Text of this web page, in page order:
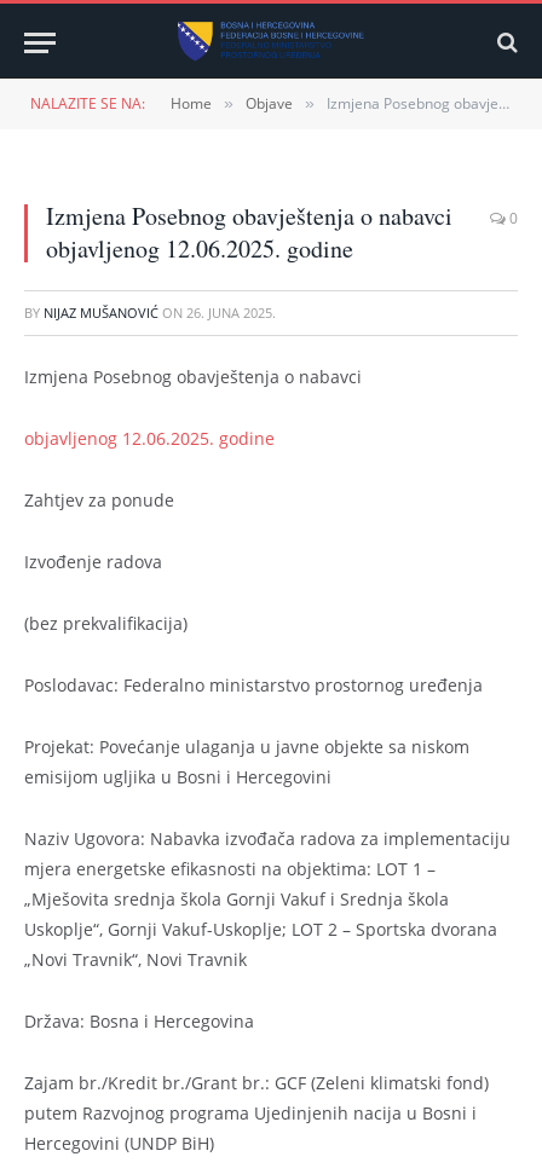
NALAZITE SE NA: Home » Objave » Izmjena Posebnog obavještenja o nabavci objavljenog 12.06.2025. godine
Izmjena Posebnog obavještenja o nabavci
objavljenog 12.06.2025. godine
0
BY NIJAZ MUŠANOVIĆ ON 26. JUNA 2025.
Izmjena Posebnog obavještenja o nabavci
objavljenog 12.06.2025. godine
Zahtjev za ponude
Izvođenje radova
(bez prekvalifikacija)
Poslodavac: Federalno ministarstvo prostornog uređenja
Projekat: Povećanje ulaganja u javne objekte sa niskom
emisijom ugljika u Bosni i Hercegovini
Naziv Ugovora: Nabavka izvođača radova za implementaciju
mjera energetske efikasnosti na objektima: LOT 1 –
„Mješovita srednja škola Gornji Vakuf i Srednja škola
Uskoplje“, Gornji Vakuf-Uskoplje; LOT 2 – Sportska dvorana
„Novi Travnik“, Novi Travnik
Država: Bosna i Hercegovina
Zajam br./Kredit br./Grant br.: GCF (Zeleni klimatski fond)
putem Razvojnog programa Ujedinjenih nacija u Bosni i
Hercegovini (UNDP BiH)